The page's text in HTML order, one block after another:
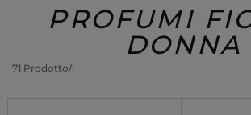
Regalo
PROFUMI
DONNA
71 Prodotto/i